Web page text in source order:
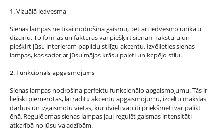
1. Vizuālā iedvesma
Sienas lampas ne tikai nodrošina gaismu, bet arī iedvesmo unikālu
dizainu. To formas un faktūras var piešķirt sienām raksturu un
piešķirt jūsu interjeram papildu stilīgu akcentu. Izvēlieties sienas
lampas, kas sader ar jūsu mājas krāsu paleti un kopējo stilu.
2. Funkcionāls apgaismojums
Sienas lampas nodrošina perfektu funkcionālo apgaismojumu. Tās ir
lieliski piemērotas, lai radītu akcentu apgaismojumu, izceltu mākslas
darbus un izgaismotu vietas, kur dvieļi vai citi priekšmeti var palikt
ēnā. Regulējamas sienas lampas ļauj regulēt gaismas intensitāti
atkarībā no jūsu vajadzībām.